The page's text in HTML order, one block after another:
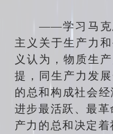
——学习马克思
主义关于生产力
义认为，物质生
提，同生产力发
的总和构成社会
进步最活跃、最
产力的总和决定